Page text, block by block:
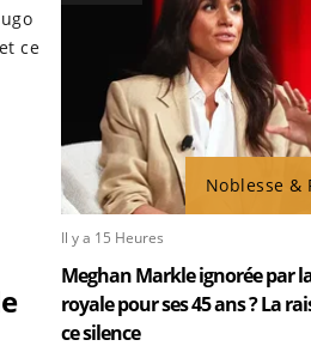
ce
Noblesse &
Il y a 15 Heures
Meghan Markle ignorée par
royale pour ses 45 ans ? La
ce silence